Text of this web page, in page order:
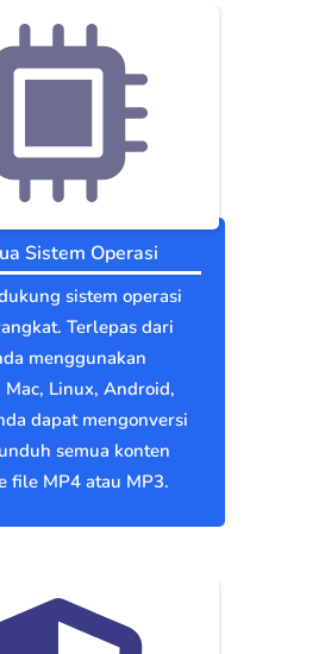
Sistem Operasi
sistem operasi
Terlepas dari
menggunakan
Linux, Android,
dapat mengonversi
semua konten
file MP4 atau MP3.